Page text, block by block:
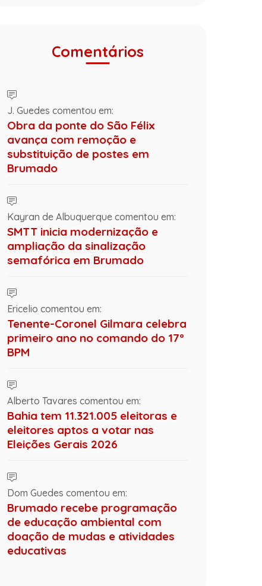
Comentários
J. Guedes comentou em:
Obra da ponte do São Félix
avança com remoção e
substituição de postes em
Brumado
Kayran de Albuquerque comentou em:
SMTT inicia modernização e
ampliação da sinalização
semafórica em Brumado
Ericelio comentou em:
Tenente-Coronel Gilmara celebra
primeiro ano no comando do 17º
BPM
Alberto Tavares comentou em:
Bahia tem 11.321.005 eleitoras e
eleitores aptos a votar nas
Eleições Gerais 2026
Dom Guedes comentou em:
Brumado recebe programação
de educação ambiental com
doação de mudas e atividades
educativas